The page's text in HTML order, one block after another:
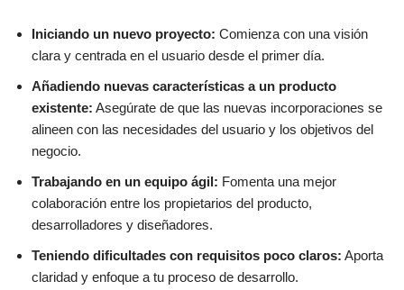
Iniciando un nuevo proyecto: Comienza con una visión
clara y centrada en el usuario desde el primer día.
Añadiendo nuevas características a un producto
existente: Asegúrate de que las nuevas incorporaciones se
alineen con las necesidades del usuario y los objetivos del
negocio.
Trabajando en un equipo ágil: Fomenta una mejor
colaboración entre los propietarios del producto,
desarrolladores y diseñadores.
Teniendo dificultades con requisitos poco claros: Aporta
claridad y enfoque a tu proceso de desarrollo.